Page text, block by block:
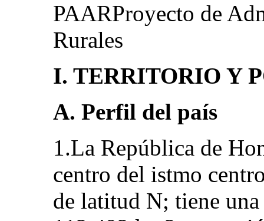
PAARProyecto de
Rurales
I. TERRITORIO Y
A. Perfil del país
1.La República de
centro del istmo
de latitud N; tiene